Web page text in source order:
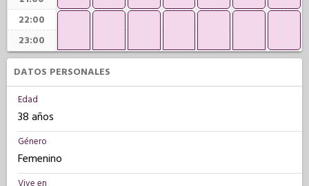
22:00
23:00
DATOS PERSONALES
Edad
38 años
Género
Femenino
Vive en